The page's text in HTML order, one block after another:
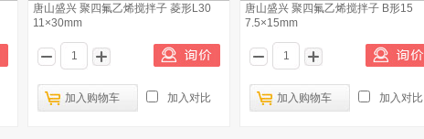
唐山盛兴 聚四氟乙烯搅拌子 菱形L30
11×30mm
加入购物车 加入对比
唐山盛兴 聚四氟乙烯搅拌子 B形15
7.5×15mm
加入购物车 加入对比